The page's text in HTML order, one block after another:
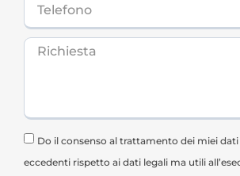
Do il consenso al trattamento dei miei
eccedenti rispetto ai dati legali ma utili